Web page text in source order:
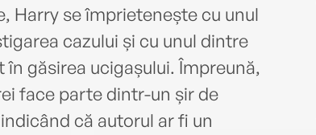
Harry se împrietenește cu unul
cazului și cu unul dintre
găsirea ucigașului. Împreună,
face parte dintr-un șir de
că autorul ar fi un